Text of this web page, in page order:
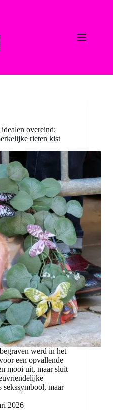
overeind:
rieten kist
werd in het
een opvallende
mooi uit, maar sluit
sekssymbool, maar
2026